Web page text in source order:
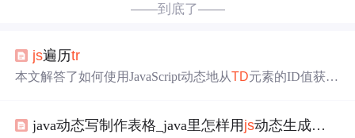
——到底了——
js遍历tr
本文解答了如何使用JavaScript动态地从TD元素的ID值获取
个 TR元素，并给出了正确的解决方案。
java动态写制作表格_java里怎样用 js动态生成表格?